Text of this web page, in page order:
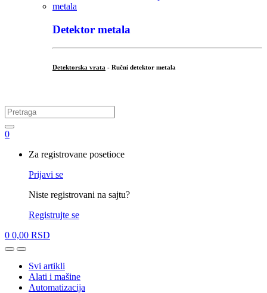
Detektor metala
Detektorska vrata - Ručni detektor metala
Search
for:
0
Za registrovane posetioce
Prijavi se
Niste registrovani na sajtu?
Registrujte se
0 0,00 RSD
OpenClose
Svi artikli
Alati i mašine
Automatizacija